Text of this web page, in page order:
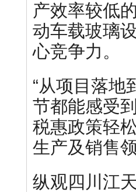
产效率较低
动车载玻璃
心竞争力。
“从项目落地
节都能感受
税惠政策轻
生产及销售
纵观四川江